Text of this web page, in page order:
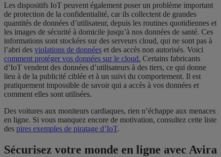
Les dispositifs IoT peuvent également poser un problème important
de protection de la confidentialité, car ils collectent de grandes
quantités de données d’utilisateur, depuis les routines quotidiennes et
les images de sécurité à domicile jusqu’à nos données de santé. Ces
informations sont stockées sur des serveurs cloud, qui ne sont pas à
l’abri des violations de données et des accès non autorisés. Voici
comment protéger vos données sur le cloud. Certains fabricants
d’IoT vendent des données d’utilisateurs à des tiers, ce qui donne
lieu à de la publicité ciblée et à un suivi du comportement. Il est
pratiquement impossible de savoir qui a accès à vos données et
comment elles sont utilisées.
Des voitures aux moniteurs cardiaques, rien n’échappe aux menaces
en ligne. Si vous manquez encore de motivation, consultez cette liste
des pires exemples de piratage d’IoT.
Sécurisez votre monde en ligne avec Avira